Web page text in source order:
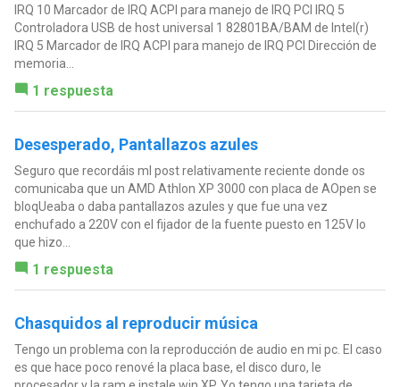
IRQ 10 Marcador de IRQ ACPI para manejo de IRQ PCI IRQ 5
Controladora USB de host universal 1 82801BA/BAM de Intel(r)
IRQ 5 Marcador de IRQ ACPI para manejo de IRQ PCI Dirección de
memoria...
1 respuesta
Desesperado, Pantallazos azules
Seguro que recordáis mI post relativamente reciente donde os
comunicaba que un AMD Athlon XP 3000 con placa de AOpen se
bloqUeaba o daba pantallazos azules y que fue una vez
enchufado a 220V con el fijador de la fuente puesto en 125V lo
que hizo...
1 respuesta
Chasquidos al reproducir música
Tengo un problema con la reproducción de audio en mi pc. El caso
es que hace poco renové la placa base, el disco duro, le